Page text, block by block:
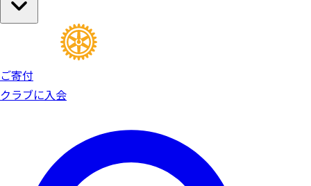
ご寄付
クラブに入会